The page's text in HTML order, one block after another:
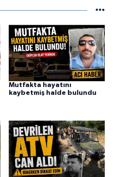
Mutfakta hayatını
kaybetmiş halde bulundu